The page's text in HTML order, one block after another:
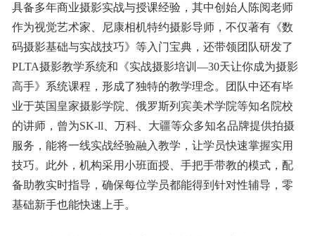
具备多年商业摄影实战与授课经验，其中创始人陈阅老师
作为视觉艺术家、尼康相机特约摄影导师，不仅著有《数
码摄影基础与实战技巧》等入门宝典，还带领团队研发了
PLTA摄影教学系统和《实战摄影培训—30天让你成为摄影
高手》系统课程，形成了独特的教学理念。团队中还有毕
业于英国皇家摄影学院、俄罗斯列宾美术学院等知名院校
的讲师，曾为SK-ll、万科、大疆等众多知名品牌提供拍摄
服务，能将一线实战经验融入教学，让学员快速掌握实用
技巧。此外，机构采用小班面授、手把手带教的模式，配
备助教实时指导，确保每位学员都能得到针对性辅导，零
基础新手也能快速上手。